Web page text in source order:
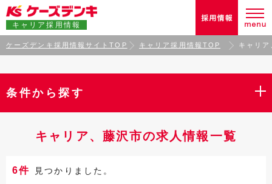
キャリア採用情報
ケーズデンキ採用情報サイトTOP キャリア採用情報TOP キャリ
条件から探す
キャリア、藤沢市の求人情報一覧
6件 見つかりました。